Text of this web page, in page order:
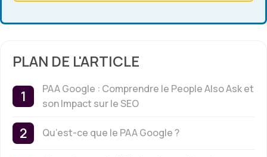
PLAN DE L'ARTICLE
PAA Google : Comprendre le People Also Ask et
son Impact sur le SEO
Qu’est-ce que le PAA Google ?